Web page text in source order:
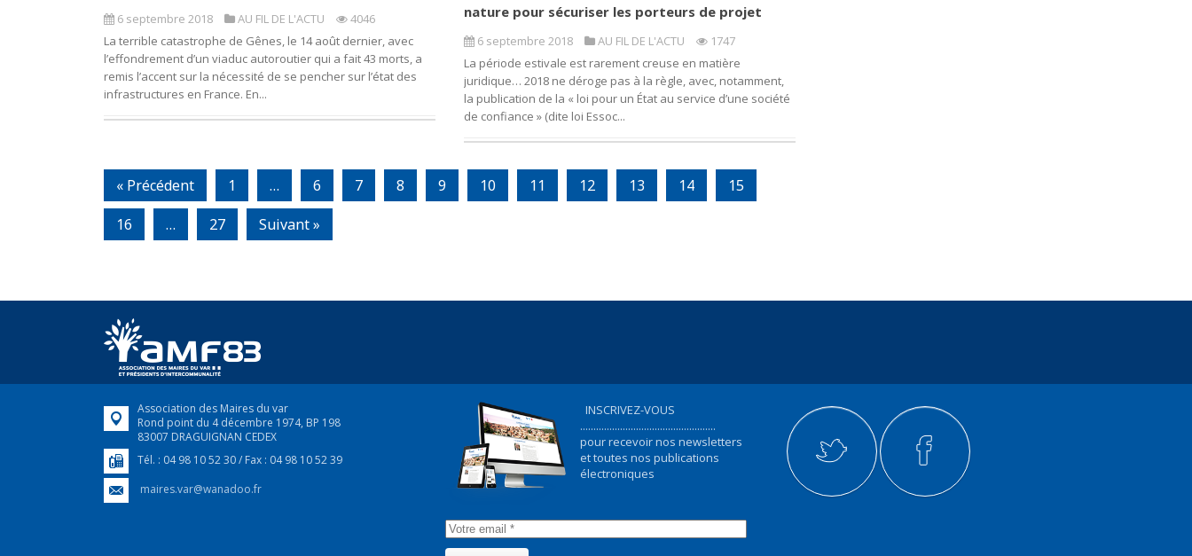
6 septembre 2018 AU FIL DE L'ACTU
4046
La terrible catastrophe de Gênes, le 14 août dernier, avec
l’effondrement d’un viaduc autoroutier qui a fait 43 morts, a
remis l’accent sur la nécessité de se pencher sur l’état des
infrastructures en France. En...
nature pour sécuriser les porteurs de projet
6 septembre 2018 AU FIL DE L'ACTU
1747
La période estivale est rarement creuse en matière
juridique… 2018 ne déroge pas à la règle, avec, notamment,
la publication de la « loi pour un État au service d’une société
de confiance » (dite loi Essoc...
« Précédent 1 … 6 7 8 9 10 11 12 13 14
15
16
… 27 Suivant »
Association des Maires du var
Rond point du 4 décembre 1974, BP 198
83007 DRAGUIGNAN CEDEX
Tél. : 04 98 10 52 30 / Fax : 04 98 10 52 39
maires.var@wanadoo.fr
INSCRIVEZ-VOUS
...................................................
pour recevoir nos newsletters
et toutes nos publications
électroniques